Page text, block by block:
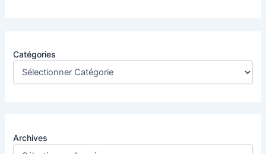
Catégories
Archives